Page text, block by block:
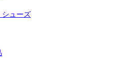
シューズ